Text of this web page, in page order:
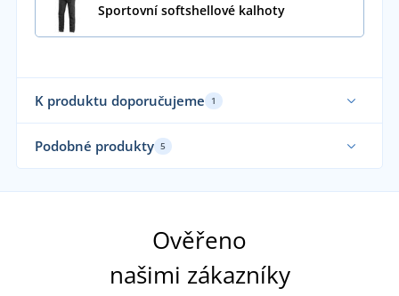
Sportovní softshellové kalhoty
K produktu doporučujeme 1
Podobné produkty 5
Funkční
Ověřeno
našimi zákazníky